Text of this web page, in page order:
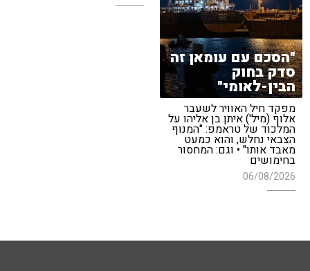
"הסכם עם עומאן זה
סדק בחוק
הבין-לאומי"
מפקד חיל האוויר לשעבר
אלוף (מיל') איתן בן אליהו על
המלכוד של טראמפ: "המנוף
הצבאי נחלש, והוא כמעט
מאבד אותו" • וגם: המחסור
בחימושים
06/08/2026